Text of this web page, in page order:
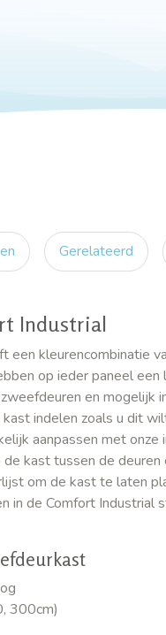
Gerelateerd
Industrial
een kleurencombinatie
op ieder paneel
en
indelen zoals u dit
aanpassen met
kast tussen de
om de kast te laten
in de Comfort Industrial
300cm)